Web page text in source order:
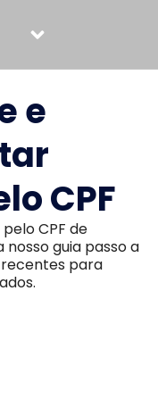
e
CPF
CPF de
nosso guia passo a
para